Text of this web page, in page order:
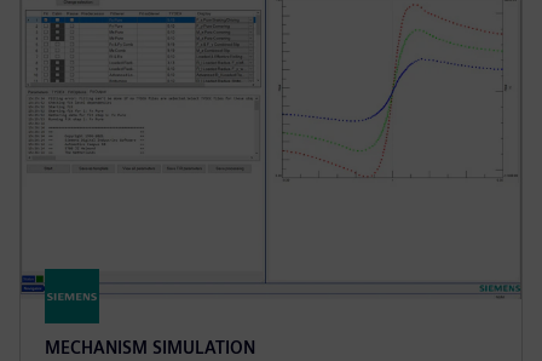
MECHANISM SIMULATION